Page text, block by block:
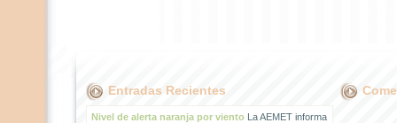
Entradas Recientes
Nivel de alerta naranja por vientoLa AEMET informa